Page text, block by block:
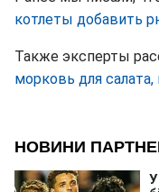
котлеты добавить
Также эксперты
морковь для салата,